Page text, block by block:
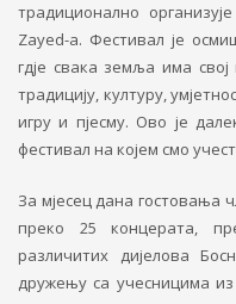
традиционално
Zayed-a. Фестивал је
гдје свака земља има
традицију, културу,
игру и пјесму. Ово је
фестивал на којем смо
За мјесец дана гостовања
преко 25 концерата,
различитих дијелова
дружењу са учесницима